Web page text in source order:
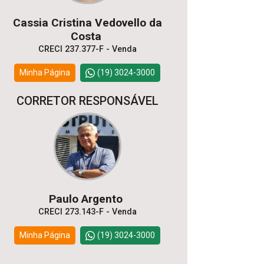
Cassia Cristina Vedovello da
Costa
CRECI 237.377-F - Venda
Minha Página (19) 3024-3000
CORRETOR RESPONSÁVEL
Paulo Argento
CRECI 273.143-F - Venda
Minha Página (19) 3024-3000